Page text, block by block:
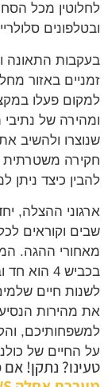
מכל הסחת
סלולריים
התאונה
באזור מחלף
פעלו
של נתיבי
ולהשיב את
משטרתית
כיצד ניתן
ההצלה, יחד
וקוראים לכלל
ההגה. המסר
בכביש 4 הוא
חיים שלמים
הנסיעה
של כולנו.
נתקן! אם